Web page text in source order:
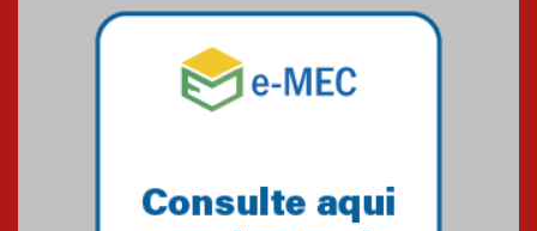
04.08.2026
Mackenzie recepciona os
calouros do segundo semestre